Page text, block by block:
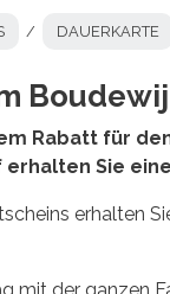
DAUERKARTE
Rabatt für
erhalten Sie
erhalten